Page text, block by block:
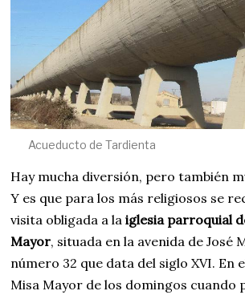
Acueducto de Tardienta
Hay mucha diversión, pero también
Y es que para los más religiosos se
visita obligada a la iglesia parroquial
Mayor, situada en la avenida de José
número 32 que data del siglo XVI. En
Misa Mayor de los domingos cuando